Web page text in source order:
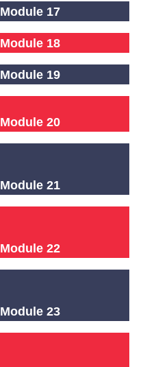
Module 17
Module 18
Module 19
Module 20
Module 21
Module 22
Module 23